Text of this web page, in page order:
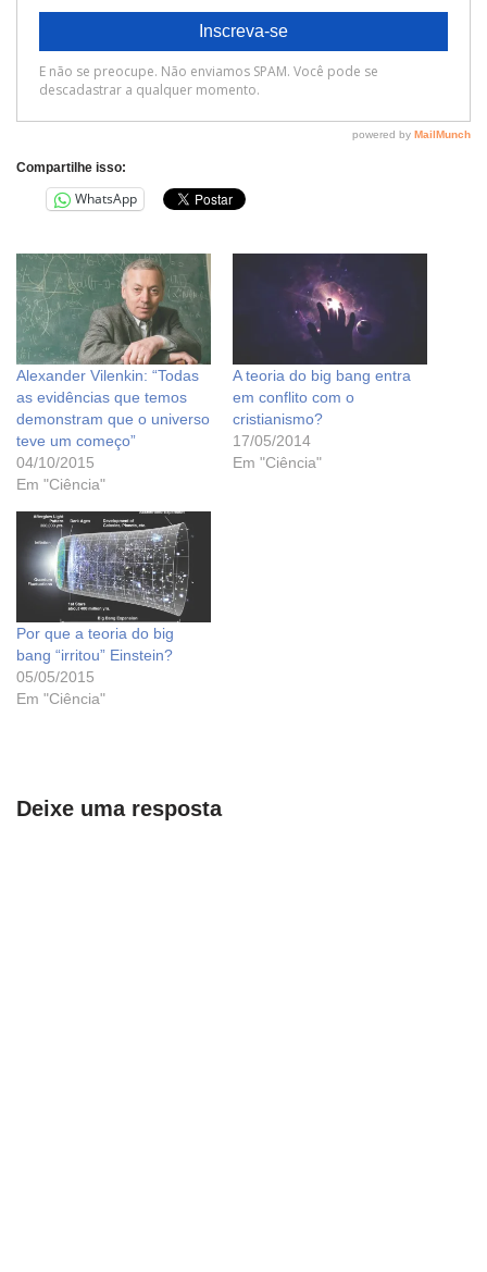
Compartilhe isso:
WhatsApp
Alexander Vilenkin: “Todas
as evidências que temos
demonstram que o universo
teve um começo”
04/10/2015
Em "Ciência"
A teoria do big bang entra
em conflito com o
cristianismo?
17/05/2014
Em "Ciência"
Por que a teoria do big
bang “irritou” Einstein?
05/05/2015
Em "Ciência"
Deixe uma resposta